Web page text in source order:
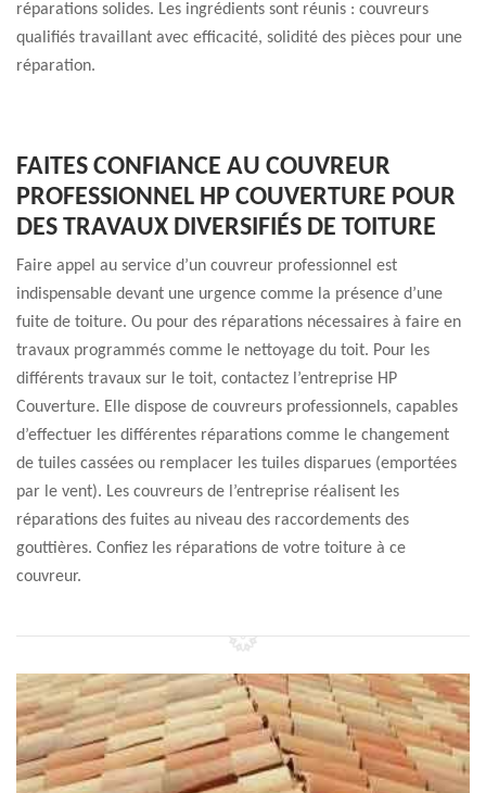
réparations solides. Les ingrédients sont réunis : couvreurs
qualifiés travaillant avec efficacité, solidité des pièces pour une
réparation.
FAITES CONFIANCE AU COUVREUR
PROFESSIONNEL HP COUVERTURE POUR
DES TRAVAUX DIVERSIFIÉS DE TOITURE
Faire appel au service d’un couvreur professionnel est
indispensable devant une urgence comme la présence d’une
fuite de toiture. Ou pour des réparations nécessaires à faire en
travaux programmés comme le nettoyage du toit. Pour les
différents travaux sur le toit, contactez l’entreprise HP
Couverture. Elle dispose de couvreurs professionnels, capables
d’effectuer les différentes réparations comme le changement
de tuiles cassées ou remplacer les tuiles disparues (emportées
par le vent). Les couvreurs de l’entreprise réalisent les
réparations des fuites au niveau des raccordements des
gouttières. Confiez les réparations de votre toiture à ce
couvreur.